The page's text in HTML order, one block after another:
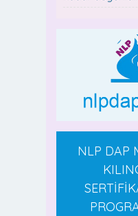
NLP DAP